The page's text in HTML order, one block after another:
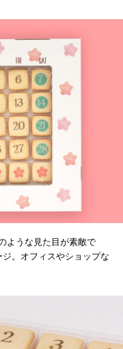
ような見た目が素敵で
。オフィスやショップな